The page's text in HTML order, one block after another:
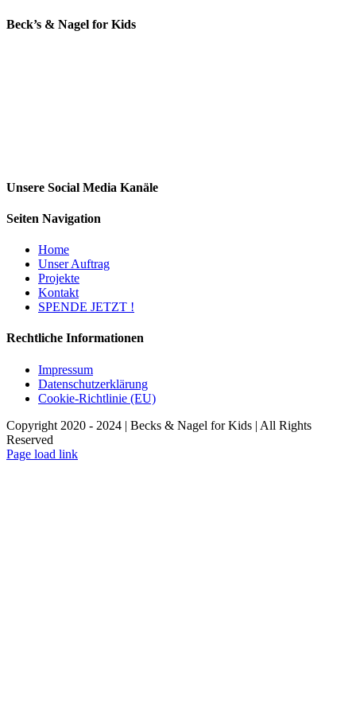
Beck’s & Nagel for Kids
Unsere Social Media Kanäle
Seiten Navigation
Home
Unser Auftrag
Projekte
Kontakt
SPENDE JETZT !
Rechtliche Informationen
Impressum
Datenschutzerklärung
Cookie-Richtlinie (EU)
Copyright 2020 - 2024 | Becks & Nagel for Kids | All Rights
Reserved
Page load link